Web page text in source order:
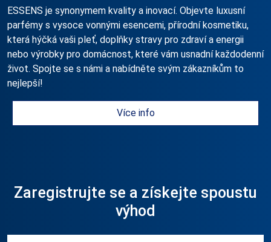
ESSENS je synonymem kvality a inovací. Objevte luxusní
parfémy s vysoce vonnými esencemi, přírodní kosmetiku,
která hýčká vaši pleť, doplňky stravy pro zdraví a energii
nebo výrobky pro domácnost, které vám usnadní každodenní
život. Spojte se s námi a nabídněte svým zákazníkům to
nejlepší!
Více info
Zaregistrujte se a získejte spoustu
výhod